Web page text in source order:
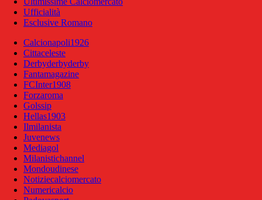
Ufficialità
Esclusive Romano
Calcionapoli1926
Cittaceleste
Derbyderbyderby
Fantamagazine
FCInter1908
Forzaroma
Golssip
Hellas1903
Ilmilanista
Juvenews
Mediagol
Milanistichannel
Mondoudinese
Notiziecalciomercato
Numericalcio